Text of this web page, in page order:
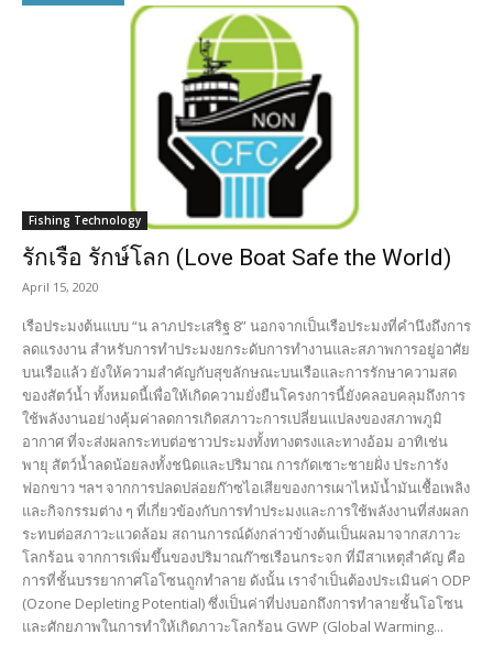
Fishing Technology
รักเรือ รักษ์โลก (Love Boat Safe the World)
April 15, 2020
เรือประมงต้นแบบ “น ลาภประเสริฐ 8” นอกจากเป็นเรือประมงที่คำนึงถึงการ
ลดแรงงาน สำหรับการทำประมงยกระดับการทำงานและสภาพการอยู่อาศัย
บนเรือแล้ว ยังให้ความสำคัญกับสุขลักษณะบนเรือและการรักษาความสด
ของสัตว์น้ำ ทั้งหมดนี้เพื่อให้เกิดความยั่งยืนโครงการนี้ยังคลอบคลุมถึงการ
ใช้พลังงานอย่างคุ้มค่าลดการเกิดสภาวะการเปลี่ยนแปลงของสภาพภูมิ
อากาศ ที่จะส่งผลกระทบต่อชาวประมงทั้งทางตรงและทางอ้อม อาทิเช่น
พายุ สัตว์น้ำลดน้อยลงทั้งชนิดและปริมาณ การกัดเซาะชายฝั่ง ประการัง
ฟอกขาว ฯลฯ จากการปลดปล่อยก๊าซไอเสียของการเผาไหม้น้ำมันเชื้อเพลิง
และกิจกรรมต่าง ๆ ที่เกี่ยวข้องกับการทำประมงและการใช้พลังงานที่ส่งผลก
ระทบต่อสภาวะแวดล้อม สถานการณ์ดังกล่าวข้างต้นเป็นผลมาจากสภาวะ
โลกร้อน จากการเพิ่มขึ้นของปริมาณก๊าซเรือนกระจก ที่มีสาเหตุสำคัญ คือ
การที่ชั้นบรรยากาศโอโซนถูกทำลาย ดังนั้น เราจำเป็นต้องประเมินค่า ODP
(Ozone Depleting Potential) ซึ่งเป็นค่าที่บ่งบอกถึงการทำลายชั้นโอโซน
และศักยภาพในการทำให้เกิดภาวะโลกร้อน GWP (Global Warming...